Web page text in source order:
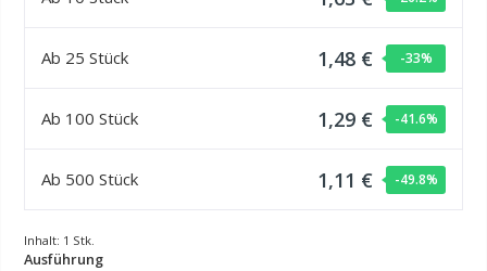
Ab 25 Stück 1,48 € -33%
Ab 100 Stück 1,29 € -41.6%
Ab 500 Stück 1,11 € -49.8%
Inhalt: 1 Stk.
Ausführungauswählen